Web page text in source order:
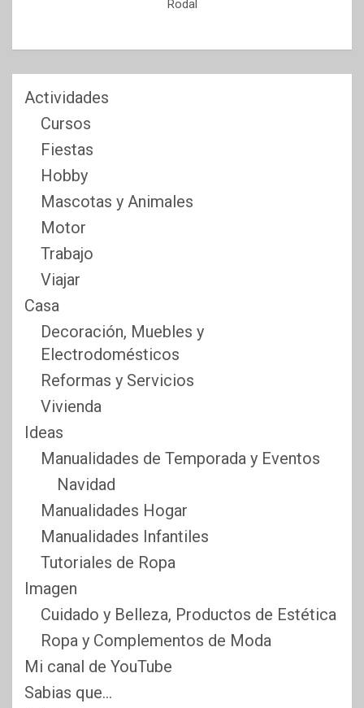
Rodal
Actividades
Cursos
Fiestas
Hobby
Mascotas y Animales
Motor
Trabajo
Viajar
Casa
Decoración, Muebles y
Electrodomésticos
Reformas y Servicios
Vivienda
Ideas
Manualidades de Temporada y Eventos
Navidad
Manualidades Hogar
Manualidades Infantiles
Tutoriales de Ropa
Imagen
Cuidado y Belleza, Productos de Estética
Ropa y Complementos de Moda
Mi canal de YouTube
Sabias que…